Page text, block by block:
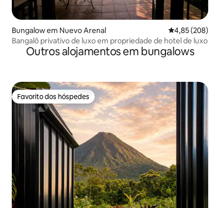
Bungalow em Nuevo Arenal Classificação
4,85 (208)
Bangalô privativo de luxo em propriedade de hotel de luxo
Outros alojamentos em bungalows
Favorito dos hóspedes
Favorito dos hóspedes